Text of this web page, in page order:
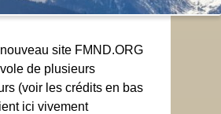
site FMND.ORG
de plusieurs
(voir les crédits en bas
ici vivement